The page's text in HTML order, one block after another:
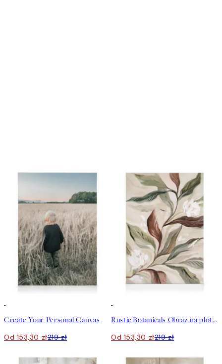
Create Your Personal Canvas
Od 153,30 zł219 zł
Rustic Botanicals Obraz na płótnie
Od 153,30 zł219 zł